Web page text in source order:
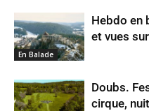
En Balade
Hebdo en
et vues
Doubs.
cirque,